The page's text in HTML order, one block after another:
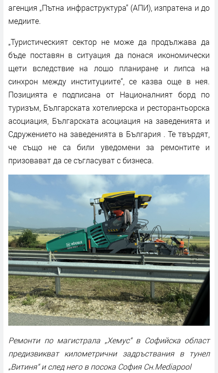
агенция „Пътна инфраструктура“ (АПИ), изпратена и до
медиите.
„Туристическият сектор не може да продължава да
бъде поставян в ситуация да понася икономически
щети вследствие на лошо планиране и липса на
синхрон между институциите“, се казва още в нея.
Позицията е подписана от Националният борд по
туризъм, Българската хотелиерска и ресторантьорска
асоциация, Българската асоциация на заведенията и
Сдружението на заведенията в България . Те твърдят,
че също не са били уведомени за ремонтите и
призовават да се съгласуват с бизнеса.
Ремонти по магистрала „Хемус“ в Софийска област
предизвикват километрични задръствания в тунел
„Витиня“ и след него в посока София Сн.Mediapool